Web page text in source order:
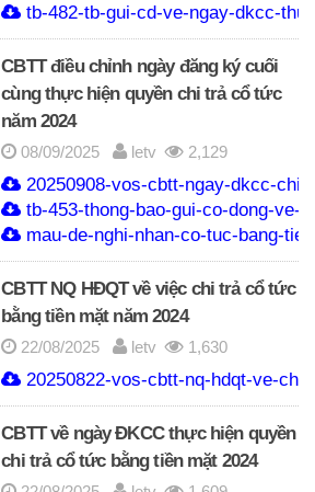
tb-482-tb-gui-cd-ve-ngay-dkcc-
CBTT điều chỉnh ngày đăng ký cuối
cùng thực hiện quyền chi trả cổ tức
năm 2024
08/09/2025 letv 2,129
20250908-vos-cbtt-ngay-dkcc-
tb-453-thong-bao-gui-co-dong-ve-
mau-de-nghi-nhan-co-tuc-bang-
CBTT NQ HĐQT về việc chi trả cổ tức
bằng tiền mặt năm 2024
22/08/2025 letv 1,630
20250822-vos-cbtt-nq-hdqt-ve-
CBTT về ngày ĐKCC thực hiện quyền
chi trả cổ tức bằng tiền mặt 2024